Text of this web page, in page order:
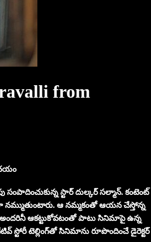
from
స్టార్‌ దుల్క‌ర్ స‌ల్మాన్. కంటెంట్
న‌మ్ముతుంటారు. ఆ న‌మ్మ‌కంతో ఆయ‌న చేస్తోన్న
ఆక‌ట్టుకోవ‌టంతో పాటు సినిమాపై ఉన్న
టెల్లింగ్‌తో సినిమాను రూపొందించే డైరెక్ట‌ర్